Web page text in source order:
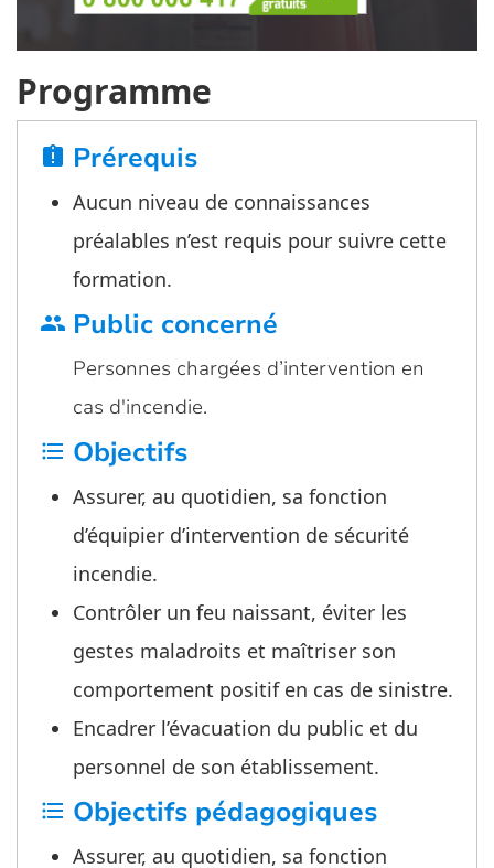
Programme
assignment_late Prérequis
Aucun niveau de connaissances
préalables n’est requis pour suivre cette
formation.
group Public concerné
Personnes chargées d’intervention en
cas d'incendie.
format_list_bulleted Objectifs
Assurer, au quotidien, sa fonction
d’équipier d’intervention de sécurité
incendie.
Contrôler un feu naissant, éviter les
gestes maladroits et maîtriser son
comportement positif en cas de sinistre.
Encadrer l’évacuation du public et du
personnel de son établissement.
format_list_bulleted Objectifs pédagogiques
Assurer, au quotidien, sa fonction